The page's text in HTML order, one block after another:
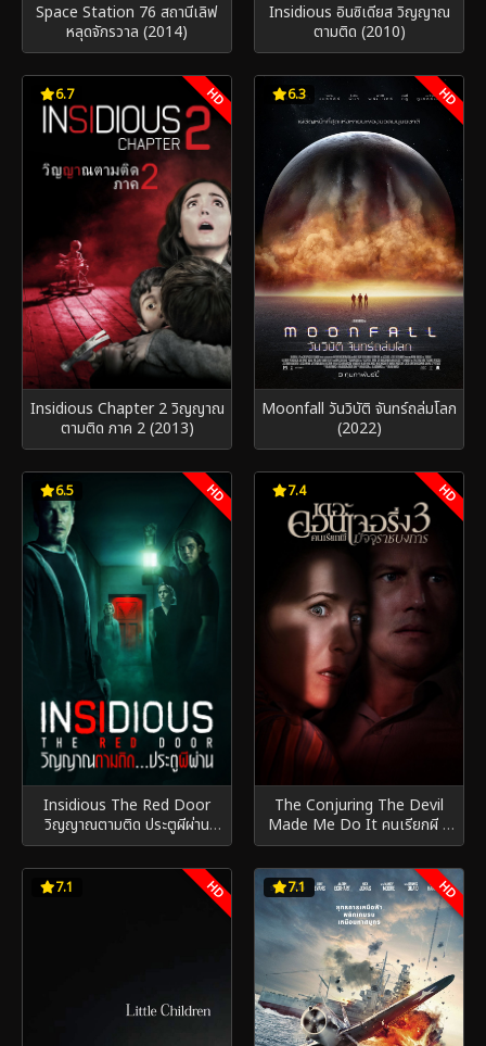
Space Station 76 สถานีเลิฟ
หลุดจักรวาล (2014)
Insidious อินซิเดียส วิญญาณ
ตามติด (2010)
6.7 HD
Insidious Chapter 2 วิญญาณ
ตามติด ภาค 2 (2013)
6.3 HD
Moonfall วันวิบัติ จันทร์ถล่มโลก
(2022)
6.5 HD
Insidious The Red Door
วิญญาณตามติด ประตูผีผ่าน
(2023)
7.4 HD
The Conjuring The Devil
Made Me Do It คนเรียกผี 3
(2021)
7.1 HD 7.1 HD